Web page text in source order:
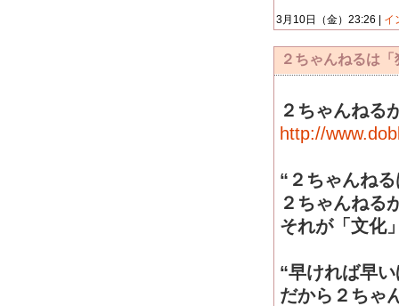
3月10日（金）23:26 | イ
２ちゃんねるは
２ちゃんねる
http://
“２ちゃんね
２ちゃんねる
それが「文化
“早ければ早
だから２ちゃ